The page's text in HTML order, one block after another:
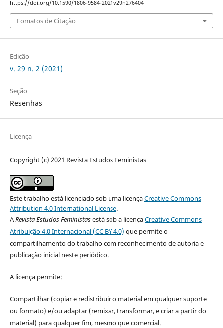
https://doi.org/10.1590/1806-9584-2021v29n276404
Fomatos de Citação
Edição
v. 29 n. 2 (2021)
Seção
Resenhas
Licença
Copyright (c) 2021 Revista Estudos Feministas
Este trabalho está licenciado sob uma licençaCreative Commons
Attribution 4.0 International License.
ARevista Estudos Feministasestá sob a licençaCreative Commons
Atribuição 4.0 Internacional (CC BY 4.0) que permite o
compartilhamento do trabalho com reconhecimento de autoria e
publicação inicial neste periódico.
A licença permite:
Compartilhar (copiar e redistribuir o material em qualquer suporte
ou formato) e/ou adaptar (remixar, transformar, e criar a partir do
material) para qualquer fim, mesmo que comercial.